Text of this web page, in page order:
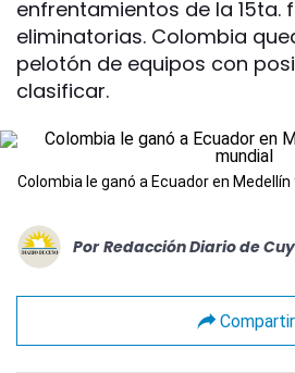
enfrentamientos de la 15ta.
eliminatorias. Colombia
pelotón de equipos con
clasificar.
Colombia le ganó a Ecuador en
Por Redacción Diario de
Compartir